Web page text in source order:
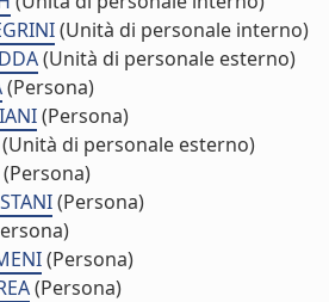
(Unità di personale interno)
(Unità di personale esterno)
(Persona)
(Persona)
(Unità di personale esterno)
(Persona)
(Persona)
(Persona)
(Persona)